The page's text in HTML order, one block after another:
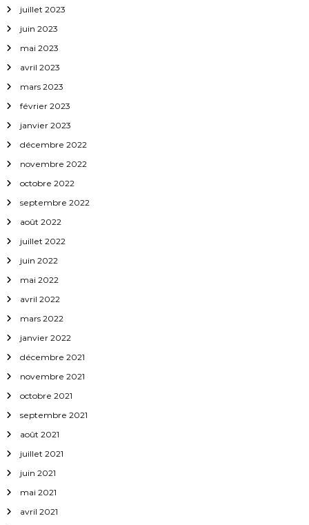
c
l
e
juillet 2023
juin 2023
mai 2023
avril 2023
mars 2023
février 2023
janvier 2023
décembre 2022
novembre 2022
octobre 2022
septembre 2022
août 2022
juillet 2022
juin 2022
mai 2022
avril 2022
mars 2022
janvier 2022
décembre 2021
novembre 2021
octobre 2021
septembre 2021
août 2021
juillet 2021
juin 2021
mai 2021
avril 2021